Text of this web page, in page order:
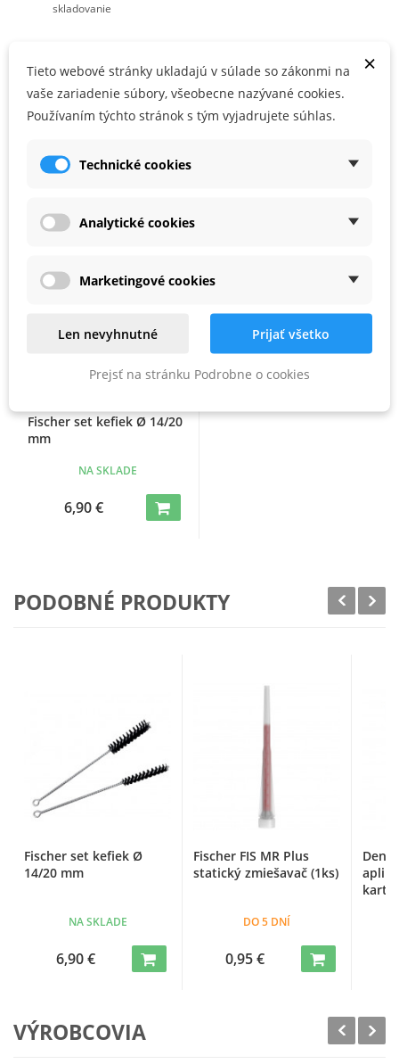
skladovanie
Kód produktu 567792
PRÍSLUŠENSTVO
Fischer set kefiek Ø 14/20
mm
NA SKLADE
6,90 €
PODOBNÉ PRODUKTY
Fischer set kefiek Ø
14/20 mm
NA SKLADE
6,90 €
Fischer FIS MR Plus
statický zmiešavač (1ks)
DO 5 DNÍ
0,95 €
Den
VÝROBCOVIA
×
Tieto webové stránky ukladajú v súlade so zákonmi na
vaše zariadenie súbory, všeobecne nazývané cookies.
Používaním týchto stránok s tým vyjadrujete súhlas.
Technické cookies
Analytické cookies
Marketingové cookies
Len nevyhnutné Prijať všetko
Prejsť na stránku Podrobne o cookies